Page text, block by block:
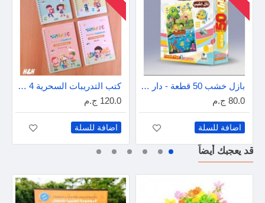
بازل خشب 50 قطعة - دار عمار
80.0 ج.م
اضافة للسلة
كتب التدريبات السحرية 4 كتب - إنجليزى
120.0 ج.م
اضافة للسلة
قد يعجبك أيضاً